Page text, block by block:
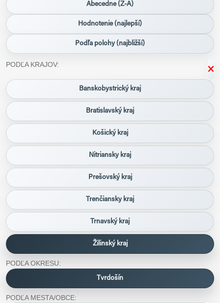
Abecedne (Z-A)
Hodnotenie (najlepší)
Podľa polohy (najbližší)
PODĽA KRAJOV:
Banskobystrický kraj
Bratislavský kraj
Košický kraj
Nitriansky kraj
Prešovský kraj
Trenčiansky kraj
Trnavský kraj
Žilinský kraj
PODĽA OKRESU:
Tvrdošín
PODĽA MESTA/OBCE: